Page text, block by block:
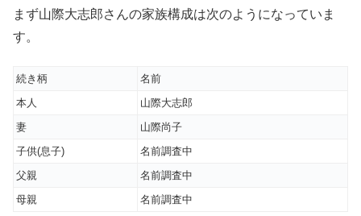
まず山際大志郎さんの家族構成は次のようになっていま
す。
続き柄
名前
本人
山際大志郎
妻
山際尚子
子供(息子)
名前調査中
父親
名前調査中
母親
名前調査中